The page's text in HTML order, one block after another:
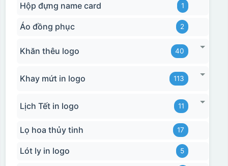
Hộp đựng name card 1
Áo đồng phục 2
Khăn thêu logo 40
Khay mứt in logo 113
Lịch Tết in logo 11
Lọ hoa thủy tinh 17
Lót ly in logo 5